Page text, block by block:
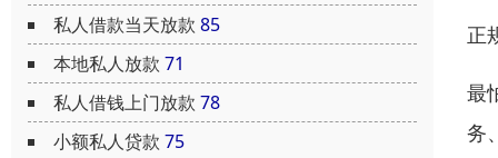
私人借款当天放款 85
本地私人放款 71
私人借钱上门放款 78
小额私人贷款 75
正
最
务